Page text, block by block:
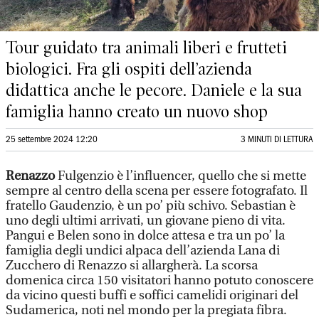
Tour guidato tra animali liberi e frutteti
biologici. Fra gli ospiti dell’azienda
didattica anche le pecore. Daniele e la sua
famiglia hanno creato un nuovo shop
25 settembre 2024 12:20 3 MINUTI DI LETTURA
RenazzoFulgenzio è l’influencer, quello che si mette
sempre al centro della scena per essere fotografato. Il
fratello Gaudenzio, è un po’ più schivo. Sebastian è
uno degli ultimi arrivati, un giovane pieno di vita.
Pangui e Belen sono in dolce attesa e tra un po’ la
famiglia degli undici alpaca dell’azienda Lana di
Zucchero di Renazzo si allargherà. La scorsa
domenica circa 150 visitatori hanno potuto conoscere
da vicino questi buffi e soffici camelidi originari del
Sudamerica, noti nel mondo per la pregiata fibra.